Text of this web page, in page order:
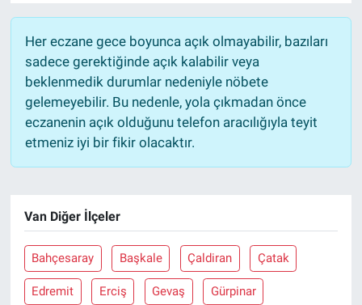
Her eczane gece boyunca açık olmayabilir, bazıları
sadece gerektiğinde açık kalabilir veya
beklenmedik durumlar nedeniyle nöbete
gelemeyebilir. Bu nedenle, yola çıkmadan önce
eczanenin açık olduğunu telefon aracılığıyla teyit
etmeniz iyi bir fikir olacaktır.
Van Diğer İlçeler
Bahçesaray Başkale Çaldiran Çatak
Edremit Erciş Gevaş Gürpinar
Dünya
Teknoloji
Magazin
Siyaset
Spor
Nöbetçi Eczaneler